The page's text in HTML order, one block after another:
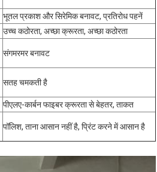
भूतल प्रकाश और सिरेमिक बनावट, प्रतिरोध पहनें
उच्च कठोरता, अच्छा क्रूरता, अच्छा कठोरता
संगमरमर बनावट
सतह चमकती है
पीएलए-कार्बन फाइबर क्रूरता से बेहतर, ताकत
पॉलिश, ताना आसान नहीं है, प्रिंट करने में आसान है